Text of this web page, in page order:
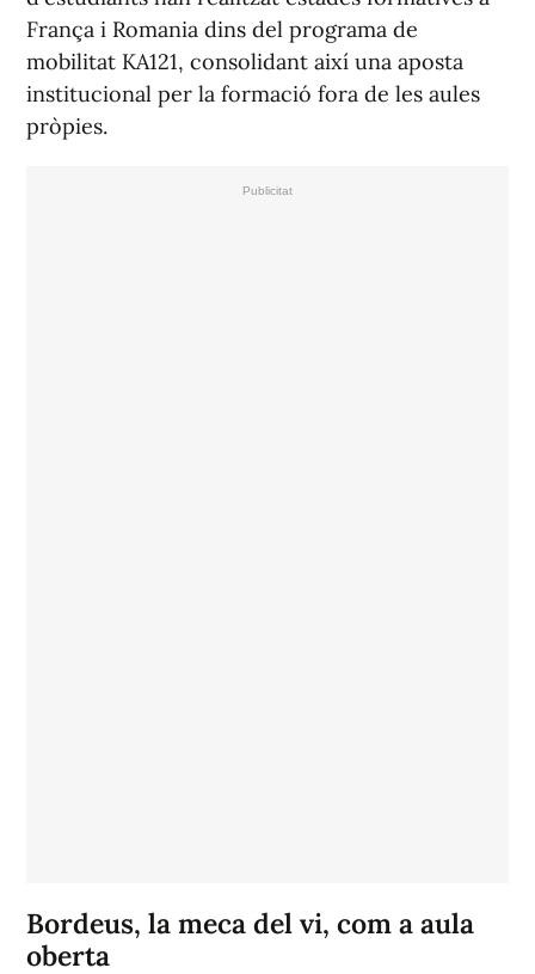
França i Romania dins del programa de
mobilitat KA121, consolidant així una aposta
institucional per la formació fora de les aules
pròpies.
Bordeus, la meca del vi, com a aula
oberta